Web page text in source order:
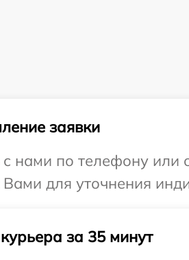
заявки
нами по телефону или
Вами для уточнения
за 35 минут